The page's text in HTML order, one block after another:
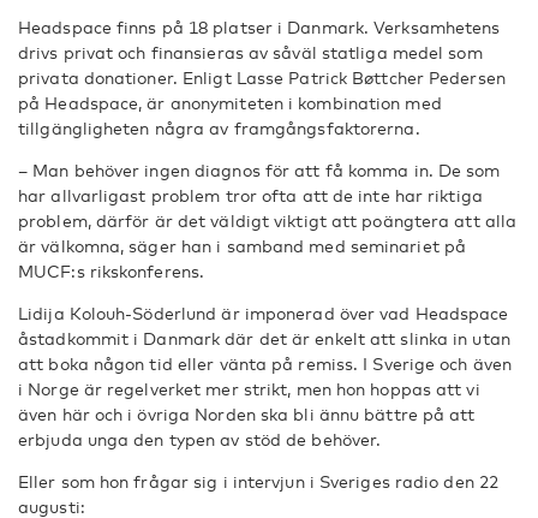
Headspace finns på 18 platser i Danmark. Verksamhetens
drivs privat och finansieras av såväl statliga medel som
privata donationer. Enligt Lasse Patrick Bøttcher Pedersen
på Headspace, är anonymiteten i kombination med
tillgängligheten några av framgångsfaktorerna.
– Man behöver ingen diagnos för att få komma in. De som
har allvarligast problem tror ofta att de inte har riktiga
problem, därför är det väldigt viktigt att poängtera att alla
är välkomna, säger han i samband med seminariet på
MUCF:s rikskonferens.
Lidija Kolouh-Söderlund är imponerad över vad Headspace
åstadkommit i Danmark där det är enkelt att slinka in utan
att boka någon tid eller vänta på remiss. I Sverige och även
i Norge är regelverket mer strikt, men hon hoppas att vi
även här och i övriga Norden ska bli ännu bättre på att
erbjuda unga den typen av stöd de behöver.
Eller som hon frågar sig i intervjun i Sveriges radio den 22
augusti: